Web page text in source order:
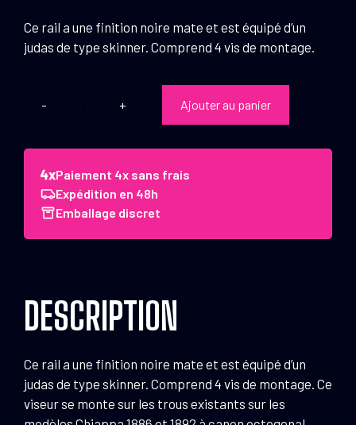
Ce rail a une finition noire mate et est équipé d’un
judas de type skinner. Comprend 4 vis de montage.
quantité
Chiappa
Firearms
Skinner
picatinny
Ajouter au panier
Paiement 4x sans frais
Expédition en 48h
Emballage discret
DESCRIPTION
Ce rail a une finition noire mate et est équipé d’un
judas de type skinner. Comprend 4 vis de montage. Ce
viseur se monte sur les trous existants sur les